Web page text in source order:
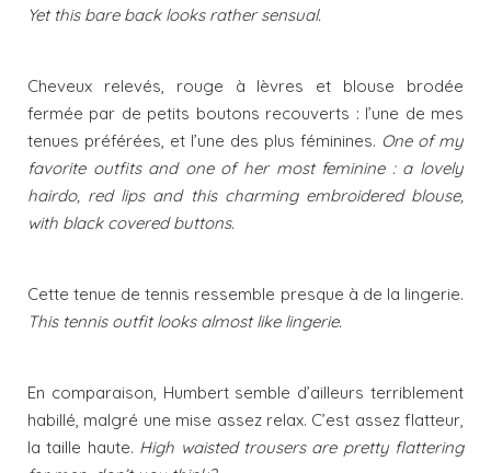
Yet this bare back looks rather sensual.
Cheveux relevés, rouge à lèvres et blouse brodée
fermée par de petits boutons recouverts : l’une de mes
tenues préférées, et l’une des plus féminines. One of my
favorite outfits and one of her most feminine : a lovely
hairdo, red lips and this charming embroidered blouse,
with black covered buttons.
Cette tenue de tennis ressemble presque à de la lingerie.
This tennis outfit looks almost like lingerie.
En comparaison, Humbert semble d’ailleurs terriblement
habillé, malgré une mise assez relax. C’est assez flatteur,
la taille haute. High waisted trousers are pretty flattering